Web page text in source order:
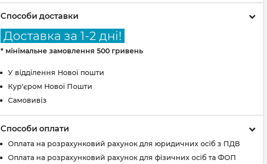
Способи доставки
Доставка за 1-2 дні!
* мінімальне замовлення 500 гривень
У відділення Нової пошти
Кур'єром Нової Пошти
Самовивіз
Способи оплати
Оплата на розрахунковий рахунок для юридичних осіб з ПДВ
Оплата на розрахунковий рахунок для фізичних осіб та ФОП